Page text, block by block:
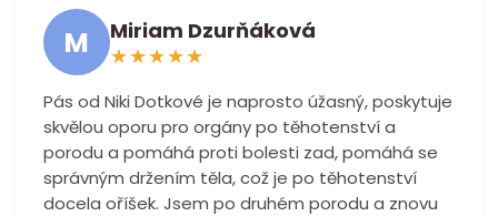
M
Miriam Dzurňáková
★★★★★
Pás od Niki Dotkové je naprosto úžasný, poskytuje
skvělou oporu pro orgány po těhotenství a
porodu a pomáhá proti bolesti zad, pomáhá se
správným držením těla, což je po těhotenství
docela oříšek. Jsem po druhém porodu a znovu